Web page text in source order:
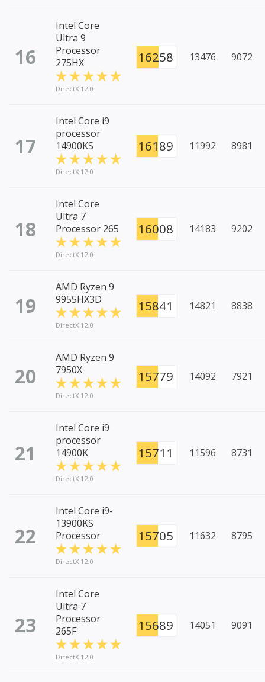
16
Intel Core
Ultra 9
Processor
275HX
DirectX 12.0
16258 13476 9072
17
Intel Core i9
processor
14900KS
DirectX 12.0
16189 11992 8981
18
Intel Core
Ultra 7
Processor 265
DirectX 12.0
16008 14183 9202
19
AMD Ryzen 9
9955HX3D
DirectX 12.0
15841 14821 8838
20
AMD Ryzen 9
7950X
DirectX 12.0
15779 14092 7921
21
Intel Core i9
processor
14900K
DirectX 12.0
15711 11596 8731
22
Intel Core i9-
13900KS
Processor
DirectX 12.0
15705 11632 8795
23
Intel Core
Ultra 7
Processor
265F
DirectX 12.0
15689 14051 9091